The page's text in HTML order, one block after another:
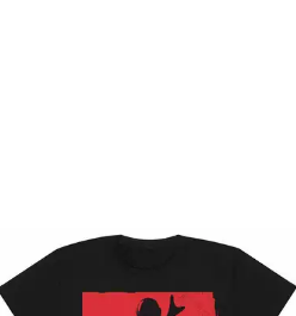
STAR WARS
T-Shirt Mandalorian Spectrum
22,90 €